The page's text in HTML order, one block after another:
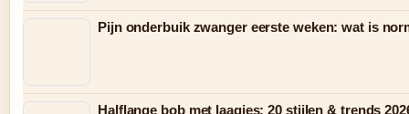
Pijn onderbuik zwanger eerste weken: wat is
Halflange bob met laagjes: 20 stijlen & trends